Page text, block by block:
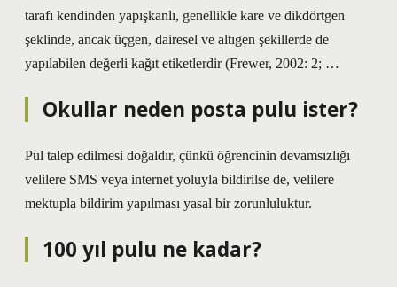
tarafı kendinden yapışkanlı, genellikle kare ve dikdörtgen
şeklinde, ancak üçgen, dairesel ve altıgen şekillerde de
yapılabilen değerli kağıt etiketlerdir (Frewer, 2002: 2; …
Okullar neden posta pulu ister?
Pul talep edilmesi doğaldır, çünkü öğrencinin devamsızlığı
velilere SMS veya internet yoluyla bildirilse de, velilere
mektupla bildirim yapılması yasal bir zorunluluktur.
100 yıl pulu ne kadar?